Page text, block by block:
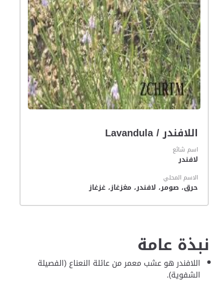
اللافندر / Lavandula
اسم شائع
لافندر
الاسم المحلي
حرق، صومر، لافندر، مغزغاز، غزغاز
نبذة عامة
اللافندر هو عشب معمر من عائلة النعناع (الفصيلة
الشفوية).